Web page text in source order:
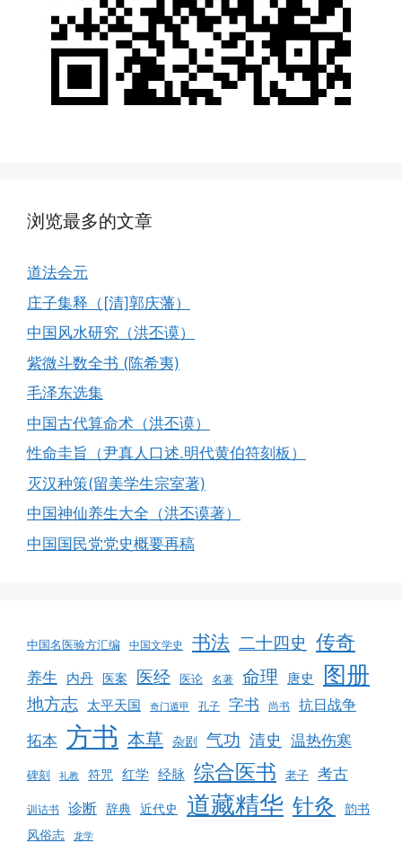
浏览最多的文章
道法会元
庄子集释（[清]郭庆藩）
中国风水研究（洪丕谟）
紫微斗数全书 (陈希夷)
毛泽东选集
中国古代算命术（洪丕谟）
性命圭旨（尹真人口述.明代黄伯符刻板）
灭汉种策(留美学生宗室著)
中国神仙养生大全（洪丕谟著）
中国国民党党史概要再稿
中国名医验方汇编 中国文学史 书法 二十四史 传奇
养生 内丹 医案 医经 医论 名著 命理 唐史 图册
地方志 太平天国 奇门遁甲 孔子 字书 尚书 抗日战争
拓本 方书 本草 杂剧 气功 清史 温热伤寒
碑刻 礼教 符咒 红学 经脉 综合医书 老子 考古
训诂书 诊断 辞典 近代史 道藏精华 针灸 韵书
风俗志 龙学